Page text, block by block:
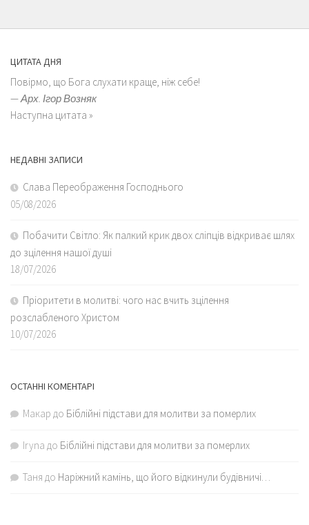
ЦИТАТА ДНЯ
Повірмо, що Бога слухати краще, ніж себе!
—Арх. Ігор Возняк
Наступна цитата »
НЕДАВНІ ЗАПИСИ
Слава Переображення Господнього
05/08/2026
Побачити Світло: Як палкий крик двох сліпців відкриває шлях
до зцілення нашої душі
18/07/2026
Пріоритети в молитві: чого нас вчить зцілення
розслабленого Христом
10/07/2026
ОСТАННІ КОМЕНТАРІ
Макар до Біблійні підстави для молитви за померлих
Iryna до Біблійні підстави для молитви за померлих
Таня до Наріжний камінь, що його відкинули будівничі…